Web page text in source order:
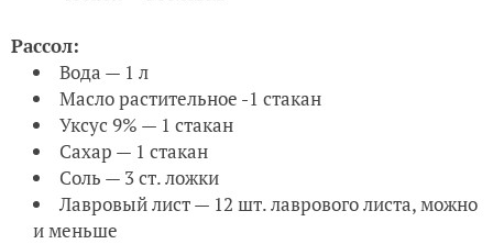
Рассол:
Вода — 1 л
Масло растительное -1 стакан
Уксус 9% — 1 стакан
Сахар — 1 стакан
Соль — 3 ст. ложки
Лавровый лист — 12 шт. лаврового листа, можно
и меньше